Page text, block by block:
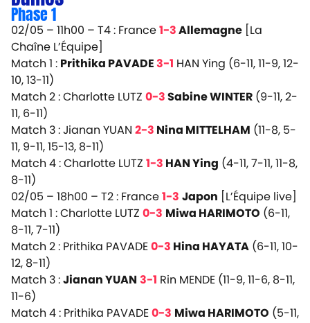
Phase 1
02/05 – 11h00 – T4 : France1-3Allemagne [La
Chaîne L’Équipe]
Match 1 : Prithika PAVADE3-1 HAN Ying (6-11, 11-9, 12-
10, 13-11)
Match 2 : Charlotte LUTZ 0-3Sabine WINTER (9-11, 2-
11, 6-11)
Match 3 : Jianan YUAN 2-3 Nina MITTELHAM (11-8, 5-
11, 9-11, 15-13, 8-11)
Match 4 : Charlotte LUTZ 1-3 HAN Ying (4-11, 7-11, 11-8,
8-11)
02/05 – 18h00 – T2 : France1-3 Japon [L’Équipe live]
Match 1 : Charlotte LUTZ 0-3 Miwa HARIMOTO (6-11,
8-11, 7-11)
Match 2 : Prithika PAVADE0-3 Hina HAYATA (6-11, 10-
12, 8-11)
Match 3 :Jianan YUAN 3-1 Rin MENDE (11-9, 11-6, 8-11,
11-6)
Match 4 : Prithika PAVADE0-3 Miwa HARIMOTO (5-11,